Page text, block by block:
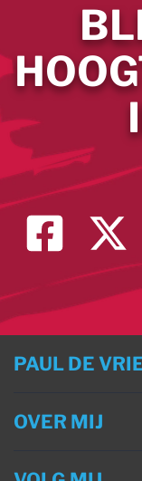
PAUL DE
BLOG
OVER MIJ